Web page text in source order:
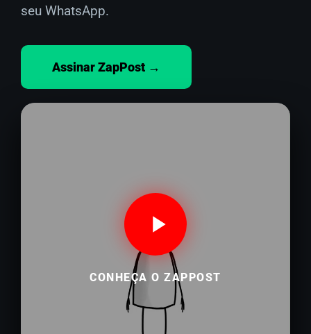
seu WhatsApp.
Assinar ZapPost →
CONHEÇA O ZAPPOST